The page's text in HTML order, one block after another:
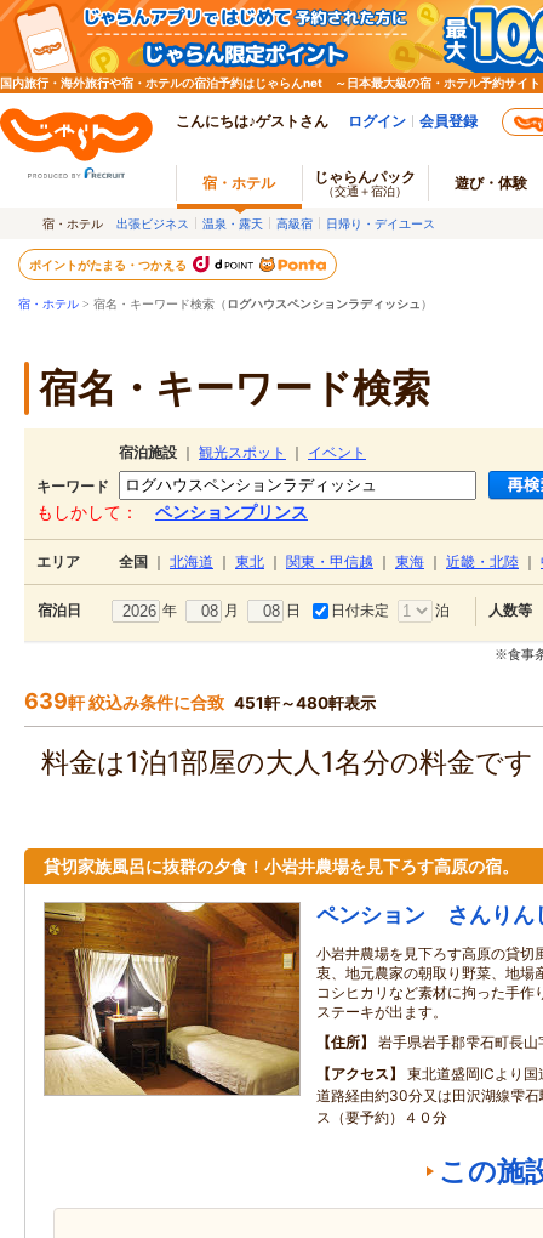
国内旅行・海外旅行や宿・ホテルの宿泊予約はじゃらんnet ～日本最大級の宿・ホテル予約サイト
こんにちは♪ゲストさん ログイン 会員登録
宿・ホテル じゃらんパック
（交通＋宿泊） 遊び・体験
宿・ホテル 出張ビジネス 温泉・露天 高級宿 日帰り・デイユース
ポイントがたまる・つかえる
宿・ホテル > 宿名・キーワード検索（ ログハウスペンションラディッシュ ）
宿名・キーワード検索
宿泊施設 観光スポット
イベント
キーワード
もしかして： ペンションプリンス
エリア 全国 北海道 東北 関東・甲信越 東海 近畿・北陸
宿泊日 年 月 日 日付未定 泊 人数等
※食事
639軒 絞込み条件に合致 451軒～480軒表示
料金は1泊1部屋の大人1名分の料金で
貸切家族風呂に抜群の夕食！小岩井農場を見下ろす高原の宿。
ペンション さんりん
小岩井農場を見下ろす高原の貸切
衷、地元農家の朝取り野菜、地場
コシヒカリなど素材に拘った手作
ステーキが出ます。
住所
岩手県岩手郡雫石町長
アクセス
東北道盛岡ICより
道路経由約30分又は田沢湖線雫
ス（要予約）４０分
この施